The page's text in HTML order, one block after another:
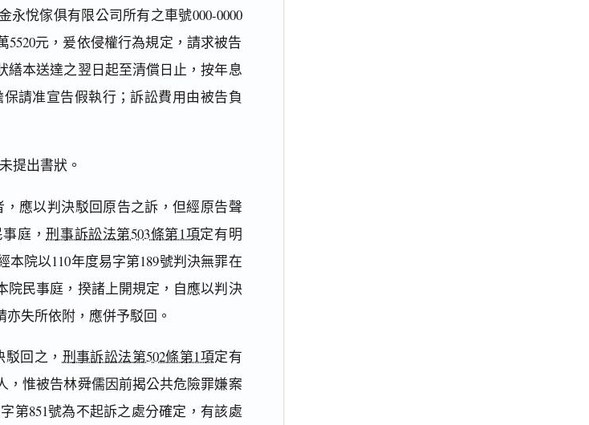
悅傢俱有限公司所有之車號000-0000
元，爰依侵權行為規定，請求被告
本送達之翌日起至清償日止，按年息
請准宣告假執行；訴訟費用由被告負
提出書狀。
應以判決駁回原告之訴，但經原告聲
庭，刑事訴訟法第503條第1項定有明
院以110年度易字第189號判決無罪在
院民事庭，揆諸上開規定，自應以判決
失所依附，應併予駁回。
回之， 刑事訴訟法第502條第1項定有
，惟被告林舜儒因前揭公共危險罪嫌案
第851號為不起訴之處分確定，有該處